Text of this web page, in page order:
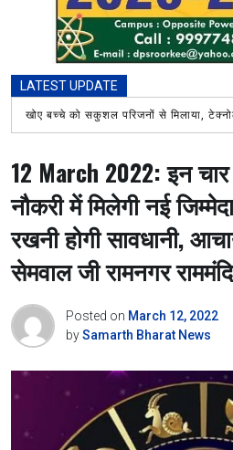
LATEST UPDATE
खोए बच्चे को सकुशल परिजनों से मिलाया,
12 March 2022: इन चार
नौकरी में मिलेगी नई
रखनी होगी सावधानी,
सेमवाल जी रामनगर
Posted on March 12, 2022
bySamarth Bharat News